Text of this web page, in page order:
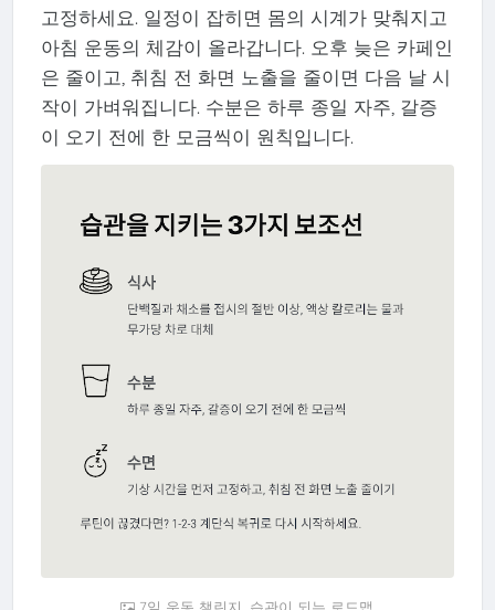
고정하세요. 일정이 잡히면 몸의 시계가 맞춰지고
아침 운동의 체감이 올라갑니다. 오후 늦은 카페인
은 줄이고, 취침 전 화면 노출을 줄이면 다음 날 시
작이 가벼워집니다. 수분은 하루 종일 자주, 갈증
이 오기 전에 한 모금씩이 원칙입니다.